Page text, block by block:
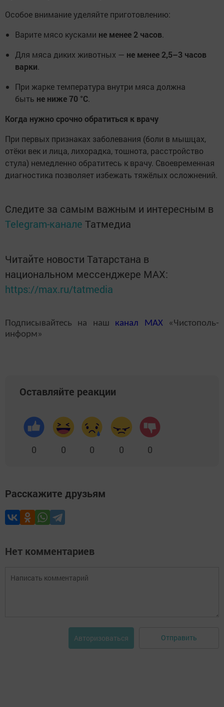
Особое внимание уделяйте приготовлению:
Варите мясо кусками не менее 2 часов.
Для мяса диких животных — не менее 2,5–3 часов
варки.
При жарке температура внутри мяса должна
быть не ниже 70 °C.
Когда нужно срочно обратиться к врачу
При первых признаках заболевания (боли в мышцах,
отёки век и лица, лихорадка, тошнота, расстройство
стула) немедленно обратитесь к врачу. Своевременная
диагностика позволяет избежать тяжёлых осложнений.
Следите за самым важным и интересным в
Telegram-канале Татмедиа
Читайте новости Татарстана в
национальном мессенджере MАХ:
https://max.ru/tatmedia
Подписывайтесь на наш канал MAX«Чистополь-
информ»
Оставляйте реакции
0 0 0 0 0
Расскажите друзьям
Нет комментариев
Авторизоваться Отправить